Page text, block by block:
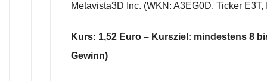
Metavista3D Inc. (WKN: A3EG0D, Ticker
Kurs: 1,52 Euro – Kursziel: mindestens 8
Gewinn)